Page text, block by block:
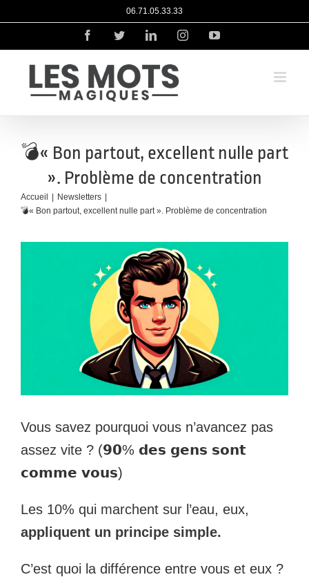
06.71.05.33.33
💣« Bon partout, excellent nulle part
». Problème de concentration
Accueil
Newsletters
💣« Bon partout, excellent nulle part ». Problème de concentration
Vous savez pourquoi vous n’avancez pas
assez vite ? (𝟵𝟬% 𝗱𝗲𝘀 𝗴𝗲𝗻𝘀 𝘀𝗼𝗻𝘁
𝗰𝗼𝗺𝗺𝗲 𝘃𝗼𝘂𝘀)
Les 10% qui marchent sur l’eau, eux,
appliquent un principe simple.
C’est quoi la différence entre vous et eux ?